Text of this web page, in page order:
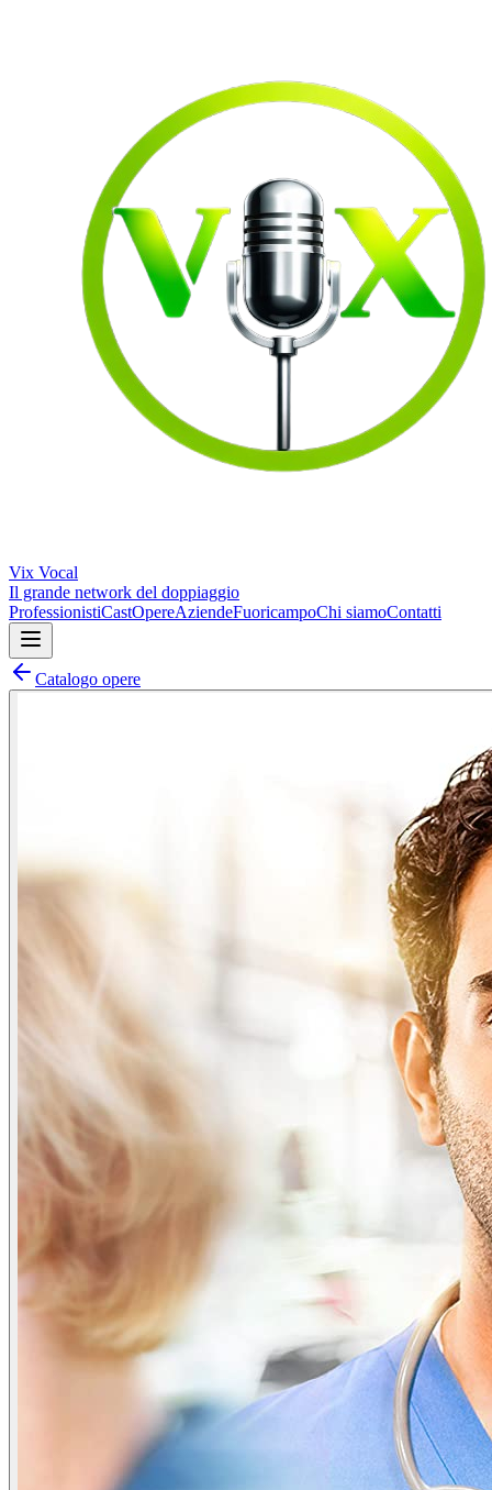
Vix Vocal
Il grande network del doppiaggio
ProfessionistiCastOpereAziendeFuoricampoChi siamoContatti
Catalogo opere